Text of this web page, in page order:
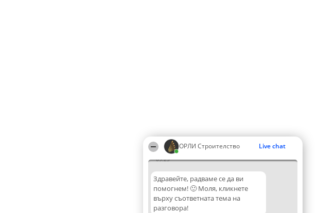
ОРЛИ Строителство Live chat
09:23
Здравейте, радваме се да ви
помогнем! 🙂 Моля, кликнете
върху съответната тема на
разговора!